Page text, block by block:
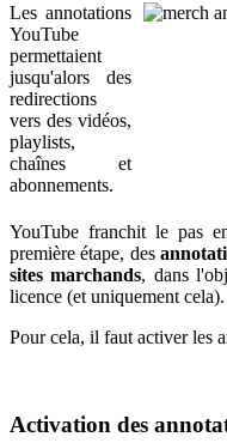
Les annotations
YouTube
permettaient
jusqu'alors des
redirections
vers des vidéos,
playlists,
chaînes et
abonnements.
YouTube franchit le pas
première étape, des
sites marchands, dans
licence (et uniquement cela).
Pour cela, il faut activer les
Activation des